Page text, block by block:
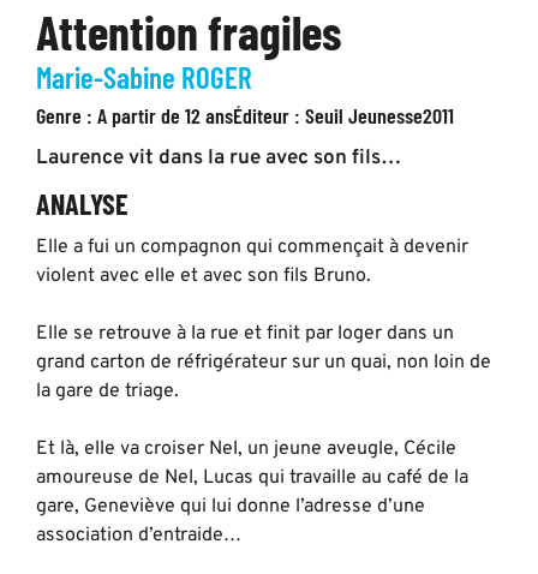
Attention fragiles
Marie-Sabine ROGER
Genre : A partir de 12 ansÉditeur : Seuil Jeunesse2011
Laurence vit dans la rue avec son fils…
ANALYSE
Elle a fui un compagnon qui commençait à devenir
violent avec elle et avec son fils Bruno.
Elle se retrouve à la rue et finit par loger dans un
grand carton de réfrigérateur sur un quai, non loin de
la gare de triage.
Et là, elle va croiser Nel, un jeune aveugle, Cécile
amoureuse de Nel, Lucas qui travaille au café de la
gare, Geneviève qui lui donne l’adresse d’une
association d’entraide…